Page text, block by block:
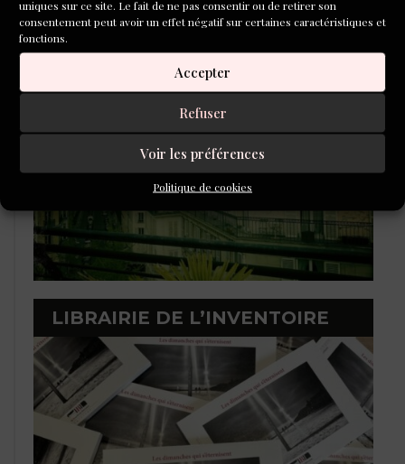
uniques sur ce site. Le fait de ne pas consentir ou de retirer son
consentement peut avoir un effet négatif sur certaines caractéristiques et
fonctions.
Accepter
Refuser
Voir les préférences
Politique de cookies
L'ÉCOLE DU ROMAN D'ALEPH-
ÉCRITURE
LIBRAIRIE DE L’INVENTOIRE